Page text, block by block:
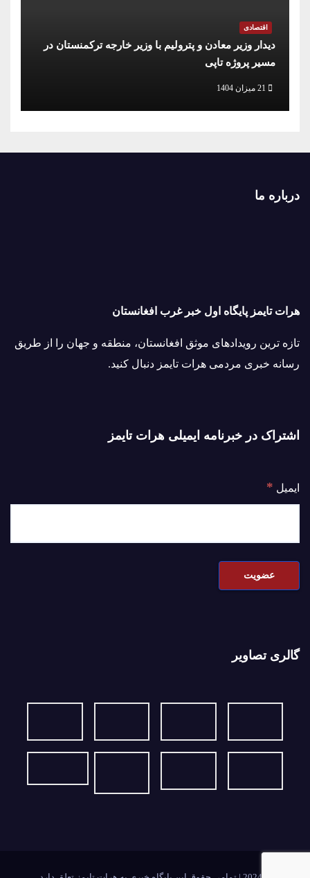
اقتصادی
دیدار وزیر معادن و پترولیم با وزیر خارجه ترکمنستان در
مسیر پروژه تاپی
21 میزان 1404
درباره ما
هرات تایمز پایگاه اول خبر غرب افغانستان
تازه ترین رویدادهای موثق افغانستان، منطقه و جهان را از طریق
رسانه خبری مردمی هرات تایمز دنبال کنید.
اشتراک در خبرنامه ایمیلی هرات تایمز
ایمیل *
گالری تصاویر